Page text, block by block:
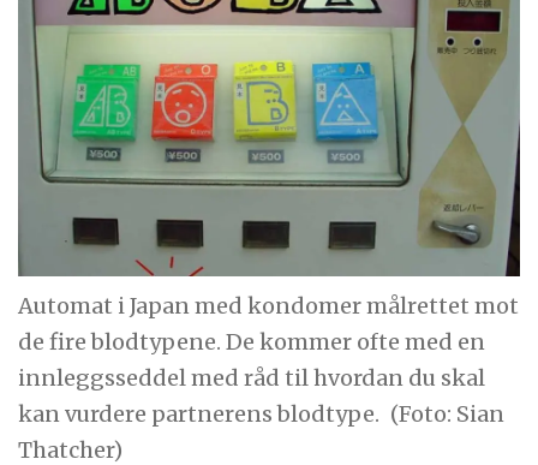
Automat i Japan med kondomer målrettet mot
de fire blodtypene. De kommer ofte med en
innleggsseddel med råd til hvordan du skal
kan vurdere partnerens blodtype. (Foto: Sian
Thatcher)